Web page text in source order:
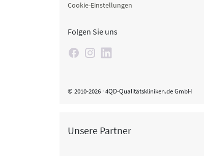
Cookie-Einstellungen
Folgen Sie uns
© 2010-2026 · 4QD-Qualitätskliniken.de GmbH
Unsere Partner